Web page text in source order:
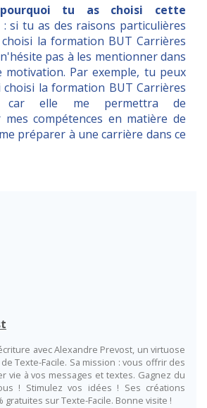
pourquoi tu as choisi cette
: si tu as des raisons particulières
la formation BUT Carrières
pas à les mentionner dans
Par exemple, tu peux
choisi la formation BUT Carrières
car elle me permettra de
mes compétences en matière de
préparer à une carrière dans ce
avec Alexandre Prevost, un virtuose
Texte-Facile. Sa mission : vous offrir des
vie à vos messages et textes. Gagnez du
! Stimulez vos idées ! Ses créations
gratuites sur Texte-Facile. Bonne visite !